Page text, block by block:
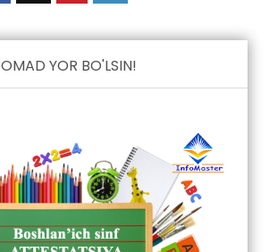
OMAD YOR BO'LSIN!